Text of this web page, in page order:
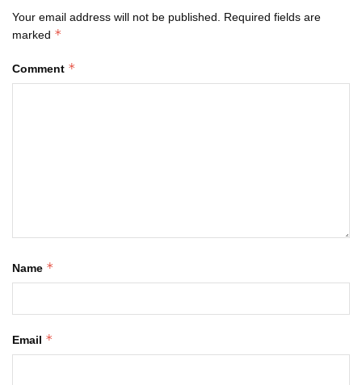
Your email address will not be published. Required fields are
marked *
Comment *
Name *
Email *